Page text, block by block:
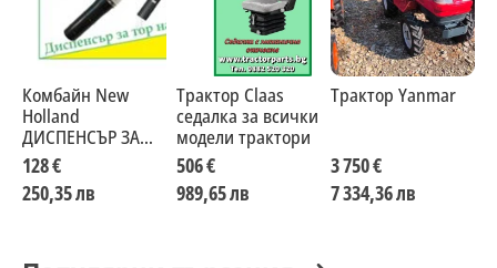
Комбайн New
Holland
ДИСПЕНСЪР ЗА
ТОР И СЕМЕНА
128 €
250,35 лв
Трактор Claas
седалка за всички
модели трактори
506 €
989,65 лв
Трактор Yanmar
3 750 €
7 334,36 лв